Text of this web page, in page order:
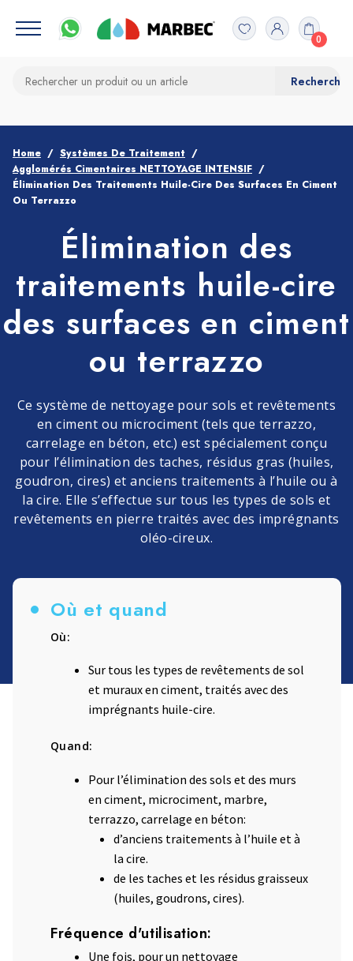
0
Home
Systèmes De Traitement
Agglomérés Cimentaires NETTOYAGE INTENSIF
Élimination Des Traitements Huile-Cire Des Surfaces En Ciment
Ou Terrazzo
Élimination des
traitements huile-cire
des surfaces en ciment
ou terrazzo
Ce système de nettoyage pour sols et revêtements
en ciment ou microciment (tels que terrazzo,
carrelage en béton, etc.) est spécialement conçu
pour l’élimination des taches, résidus gras (huiles,
goudron, cires) et anciens traitements à l’huile ou à
la cire. Elle s’effectue sur tous les types de sols et
revêtements en pierre traités avec des imprégnants
oléo-cireux.
Où et quand
Où:
Sur tous les types de revêtements de sol
et muraux en ciment, traités avec des
imprégnants huile-cire.
Quand:
Pour l’élimination des sols et des murs
en ciment, microciment, marbre,
terrazzo, carrelage en béton:
d’anciens traitements à l’huile et à
la cire.
de les taches et les résidus graisseux
(huiles, goudrons, cires).
Fréquence d'utilisation:
Une fois, pour un nettoyage